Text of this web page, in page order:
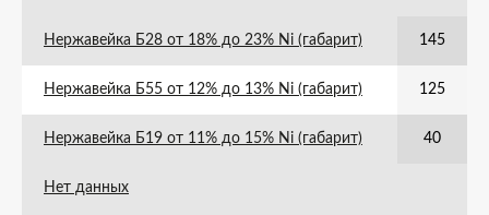
Нержавейка Б28 от 18% до 23% Ni (габарит) 145
Нержавейка Б55 от 12% до 13% Ni (габарит) 125
Нержавейка Б19 от 11% до 15% Ni (габарит) 40
Нет данных